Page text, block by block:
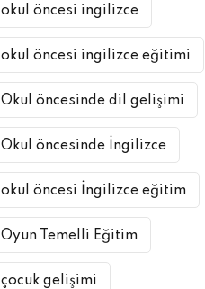
okul öncesi ingilizce
okul öncesi ingilizce eğitimi
Okul öncesinde dil gelişimi
Okul öncesinde İngilizce
okul öncesi İngilizce eğitim
Oyun Temelli Eğitim
çocuk gelişimi